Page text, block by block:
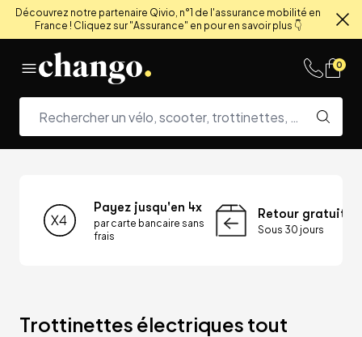
Découvrez notre partenaire Qivio, n°1 de l'assurance mobilité en
France ! Cliquez sur "Assurance" en pour en savoir plus 👇
0
Payez jusqu'en 4x
par carte bancaire sans
frais
Retour gratuit
Sous 30 jours
Trottinettes électriques tout